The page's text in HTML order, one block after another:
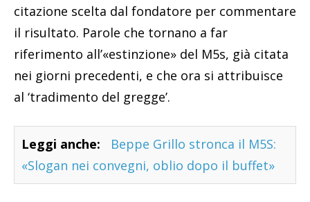
citazione scelta dal fondatore per commentare
il risultato. Parole che tornano a far
riferimento all’«estinzione» del M5s, già citata
nei giorni precedenti, e che ora si attribuisce
al ‘tradimento del gregge’.
Leggi anche:
Beppe Grillo stronca il M5S:
«Slogan nei convegni, oblio dopo il buffet»